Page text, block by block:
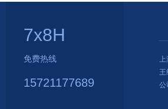
7x8H
免费热线
15721177689
上
王
公